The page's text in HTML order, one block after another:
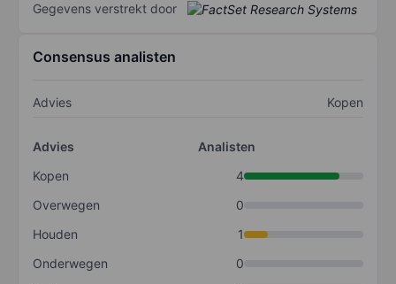
Gegevens verstrekt door
Consensus analisten
Advies Kopen
Advies
Analisten
Kopen
4
Overwegen
0
Houden
1
Onderwegen
0